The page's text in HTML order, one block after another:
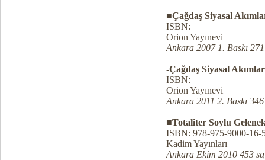
■Çağdaş Siyasal
ISBN:
Orion Yayınevi
Ankara 2007 1. Baskı
-Çağdaş Siyasal Akımlar
ISBN:
Orion Yayınevi
Ankara 2011 2. Baskı
■Totaliter Soylu
ISBN: 978-975-9000-16-
Kadim Yayınları
Ankara Ekim 2010 453